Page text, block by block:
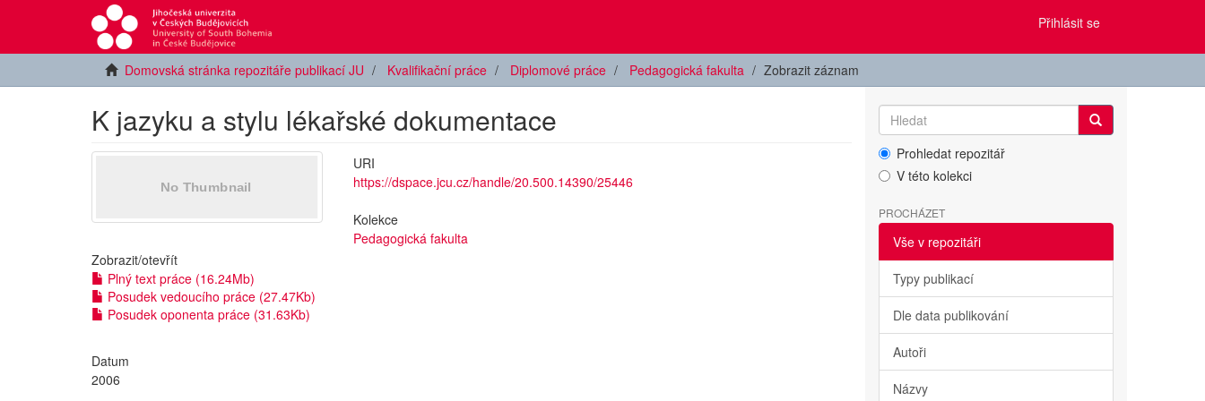
Přihlásit se
Domovská stránka repozitáře publikací JU Kvalifikační práce Diplomové práce Pedagogická fakulta Zobrazit záznam
K jazyku a stylu lékařské dokumentace
Zobrazit/otevřít
Plný text práce (16.24Mb)
Posudek vedoucího práce (27.47Kb)
Posudek oponenta práce (31.63Kb)
Datum
2006
URI
https://dspace.jcu.cz/handle/20.500.14390/25446
Kolekce
Pedagogická fakulta
Prohledat repozitář
V této kolekci
PROCHÁZET
Vše v repozitáři
Typy publikací
Dle data publikování
Autoři
Názvy